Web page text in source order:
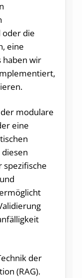
oder die
eine
haben wir
modulare
eine
spezifische
der
(RAG).